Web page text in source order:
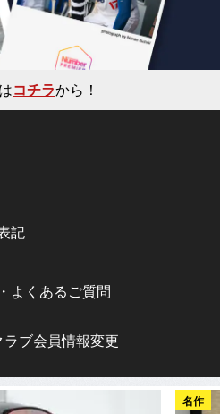
コチラから！
記
よくあるご質問
ブ会員情報変更
名作